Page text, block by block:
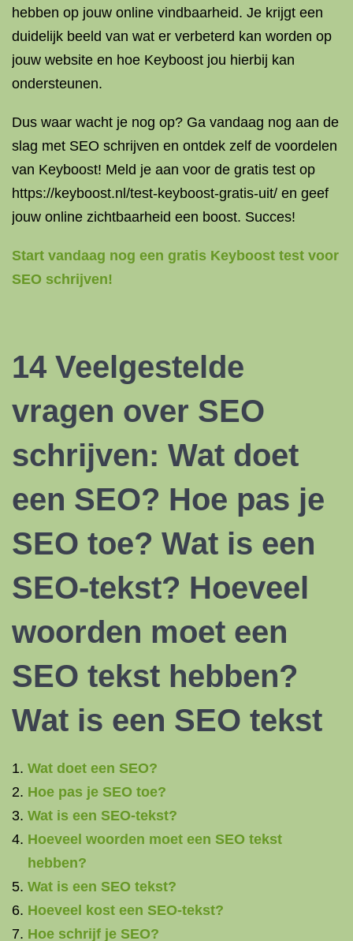
hebben op jouw online vindbaarheid. Je krijgt een
duidelijk beeld van wat er verbeterd kan worden op
jouw website en hoe Keyboost jou hierbij kan
ondersteunen.
Dus waar wacht je nog op? Ga vandaag nog aan de
slag met SEO schrijven en ontdek zelf de voordelen
van Keyboost! Meld je aan voor de gratis test op
https://keyboost.nl/test-keyboost-gratis-uit/ en geef
jouw online zichtbaarheid een boost. Succes!
Start vandaag nog een gratis Keyboost test voor
SEO schrijven!
14 Veelgestelde
vragen over SEO
schrijven: Wat doet
een SEO? Hoe pas je
SEO toe? Wat is een
SEO-tekst? Hoeveel
woorden moet een
SEO tekst hebben?
Wat is een SEO tekst
Wat doet een SEO?
Hoe pas je SEO toe?
Wat is een SEO-tekst?
Hoeveel woorden moet een SEO tekst
hebben?
Wat is een SEO tekst?
Hoeveel kost een SEO-tekst?
Hoe schrijf je SEO?